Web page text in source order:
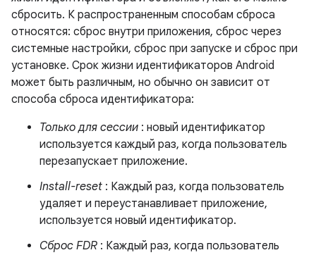
сбросить. К распространенным способам сброса
относятся: сброс внутри приложения, сброс через
системные настройки, сброс при запуске и сброс при
установке. Срок жизни идентификаторов Android
может быть различным, но обычно он зависит от
способа сброса идентификатора:
Только для сессии : новый идентификатор
используется каждый раз, когда пользователь
перезапускает приложение.
Install-reset : Каждый раз, когда пользователь
удаляет и переустанавливает приложение,
используется новый идентификатор.
Сброс FDR : Каждый раз, когда пользователь